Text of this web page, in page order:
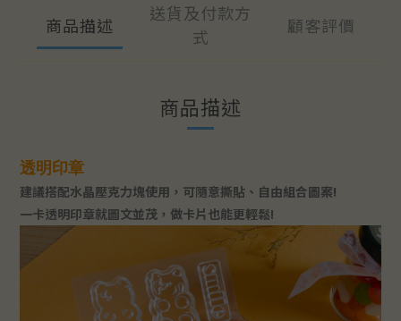
商品描述
送貨及付款方
式
顧客評價
商品描述
透明印章
建議搭配水晶壓克力塊使用，可隨意撕貼、自由組合圖案!
一卡透明印章就圖文並茂，做卡片也能更輕鬆!